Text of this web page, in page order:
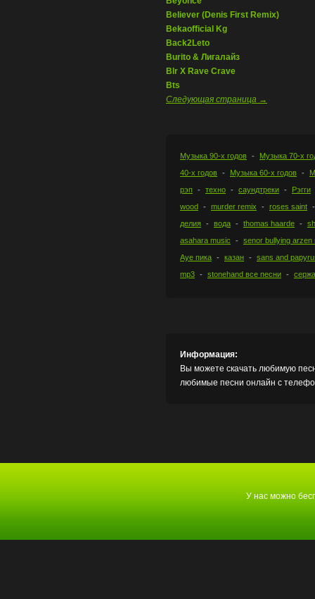
Believer (Denis First Remix)
Bekaofficial Kg
Back2Leto
Burito & Лигалайз
Blr X Rave Crave
Bts
Следующая страница →
Музыка 90-х годов
Музыка 70-х
40-х годов
Музыка 60-х годов
рэп
техно саундтреки
Рэгги
wood
murder remix
roses saint
делия
вода thomas haarde
asahara music
senor bullying arzen
Ауе пика
казан
sans and
mp3
stonehand все песни сержа
Информация:
Вы можете скачать любимую
любимые песни онлайн с
У нас можно